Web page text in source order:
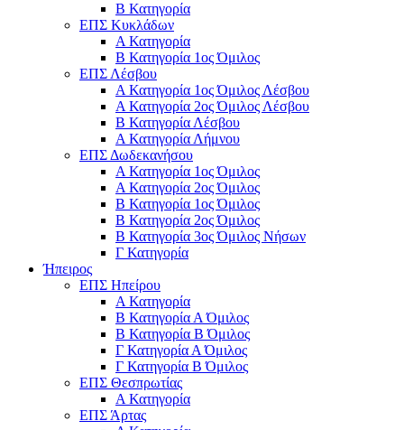
Β Κατηγορία
ΕΠΣ Κυκλάδων
Α Κατηγορία
Β Κατηγορία 1ος Όμιλος
ΕΠΣ Λέσβου
Α Κατηγορία 1ος Όμιλος Λέσβου
Α Κατηγορία 2ος Όμιλος Λέσβου
B Κατηγορία Λέσβου
Α Κατηγορία Λήμνου
ΕΠΣ Δωδεκανήσου
Α Κατηγορία 1ος Όμιλος
Α Κατηγορία 2ος Όμιλος
Β Κατηγορία 1ος Όμιλος
Β Κατηγορία 2ος Όμιλος
Β Κατηγορία 3ος Όμιλος Νήσων
Γ Κατηγορία
Ήπειρος
ΕΠΣ Ηπείρου
Α Κατηγορία
Β Κατηγορία Α Όμιλος
Β Κατηγορία Β Όμιλος
Γ Κατηγορία Α Όμιλος
Γ Κατηγορία Β Όμιλος
ΕΠΣ Θεσπρωτίας
Α Κατηγορία
ΕΠΣ Άρτας